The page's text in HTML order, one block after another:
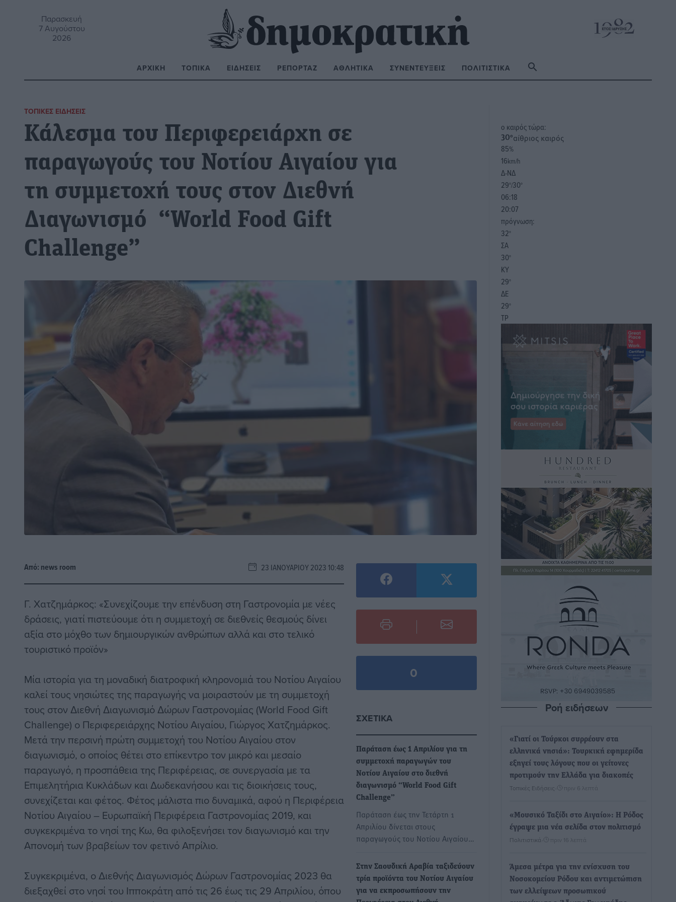
Παρασκευή
7 Αυγούστου
2026
ΑΡΧΙΚΉ ΤΟΠΙΚΆ ΕΙΔΉΣΕΙΣ ΡΕΠΟΡΤΆΖ ΑΘΛΗΤΙΚΆ ΣΥΝΕΝΤΕΎΞΕΙΣ ΠΟΛΙΤΙΣΤΙΚΆ
ΤΟΠΙΚΈΣ ΕΙΔΉΣΕΙΣ
Κάλεσμα του Περιφερειάρχη σε
παραγωγούς του Νοτίου Αιγαίου για
τη συμμετοχή τους στον Διεθνή
Διαγωνισμό “World Food Gift
Challenge”
Από: news room 23 ΙΑΝΟΥΑΡΊΟΥ 2023 10:48
Γ. Χατζημάρκος: «Συνεχίζουμε την επένδυση στη Γαστρονομία με νέες
δράσεις, γιατί πιστεύουμε ότι η συμμετοχή σε διεθνείς θεσμούς δίνει
αξία στο μόχθο των δημιουργικών ανθρώπων αλλά και στο τελικό
τουριστικό προϊόν»
Μία ιστορία για τη μοναδική διατροφική κληρονομιά του Νοτίου Αιγαίου
καλεί τους νησιώτες της παραγωγής να μοιραστούν με τη συμμετοχή
τους στον Διεθνή Διαγωνισμό Δώρων Γαστρονομίας (World Food Gift
Challenge) ο Περιφερειάρχης Νοτίου Αιγαίου, Γιώργος Χατζημάρκος.
Μετά την περσινή πρώτη συμμετοχή του Νοτίου Αιγαίου στον
διαγωνισμό, ο οποίος θέτει στο επίκεντρο τον μικρό και μεσαίο
παραγωγό, η προσπάθεια της Περιφέρειας, σε συνεργασία με τα
Επιμελητήρια Κυκλάδων και Δωδεκανήσου και τις διοικήσεις τους,
συνεχίζεται και φέτος. Φέτος μάλιστα πιο δυναμικά, αφού η Περιφέρεια
Νοτίου Αιγαίου – Ευρωπαϊκή Περιφέρεια Γαστρονομίας 2019, και
συγκεκριμένα το νησί της Κω, θα φιλοξενήσει τον διαγωνισμό και την
Απονομή των βραβείων τον φετινό Απρίλιο.
Συγκεκριμένα, ο Διεθνής Διαγωνισμός Δώρων Γαστρονομίας 2023 θα
διεξαχθεί στο νησί του Ιπποκράτη από τις 26 έως τις 29 Απριλίου, όπου
0
ΣΧΕΤΙΚΆ
Παράταση έως 1 Απριλίου για τη
συμμετοχή παραγωγών του
Νοτίου Αιγαίου στο διεθνή
διαγωνισμό “World Food Gift
Challenge”
Παράταση έως την Τετάρτη 1
Απριλίου δίνεται στους
παραγωγούς του Νοτίου Αιγαίου…
Στην Σαουδική Αραβία ταξιδεύουν
τρία προϊόντα του Νοτίου Αιγαίου
για να εκπροσωπήσουν την
o καιρός τώρα:
30°αίθριος καιρός
85%
16km/h
Δ-ΝΔ
29°/30°
06:18
20:07
πρόγνωση:
32°
ΣΑ
30°
ΚΥ
29°
ΔΕ
29°
ΤΡ
Ροή ειδήσεων
«Γιατί οι Τούρκοι συρρέουν στα
ελληνικά νησιά»: Τουρκική εφημερίδα
εξηγεί τους λόγους που οι γείτονες
προτιμούν την Ελλάδα για διακοπές
Τοπικές Ειδήσεις πριν 6 λεπτά
«Μουσικό Ταξίδι στο Αιγαίο»: Η Ρόδος
έγραψε μια νέα σελίδα στον πολιτισμό
Πολιτιστικά πριν 16 λεπτά
Άμεσα μέτρα για την ενίσχυση του
Νοσοκομείου Ρόδου και αντιμετώπιση
των ελλείψεων προσωπικού